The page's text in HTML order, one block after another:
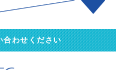
合わせください